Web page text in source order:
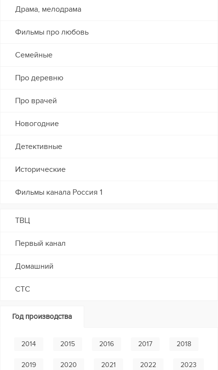
Драма, мелодрама
Фильмы про любовь
Семейные
Про деревню
Про врачей
Новогодние
Детективные
Исторические
Фильмы канала Россия 1
ТВЦ
Первый канал
Домашний
СТС
Год производства
2014 2015 2016 2017 2018
2019 2020 2021 2022 2023